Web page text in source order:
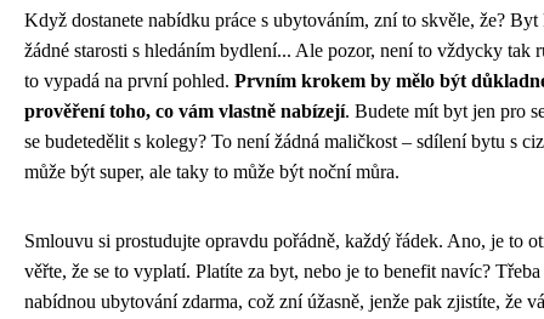
Když dostanete nabídku práce s ubytováním, zní to skvěle, že? Byt
žádné starosti s hledáním bydlení... Ale pozor, není to vždycky tak
to vypadá na první pohled. Prvním krokem by mělo být
prověření toho, co vám vlastně nabízejí. Budete mít byt jen pro
se budetedělit s kolegy? To není žádná maličkost – sdílení bytu s
může být super, ale taky to může být noční můra.
Smlouvu si prostudujte opravdu pořádně, každý řádek. Ano, je to
věřte, že se to vyplatí. Platíte za byt, nebo je to benefit navíc?
nabídnou ubytování zdarma, což zní úžasně, jenže pak zjistíte, že